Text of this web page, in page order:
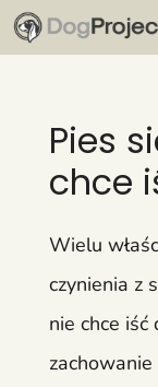
Przejdź
do
Pies
chce
Wielu
czynienia z
nie chce